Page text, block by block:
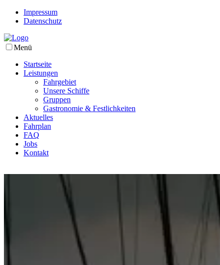
Impressum
Datenschutz
Menü
Startseite
Leistungen
Fahrgebiet
Unsere Schiffe
Gruppen
Gastronomie & Festlichkeiten
Aktuelles
Fahrplan
FAQ
Jobs
Kontakt